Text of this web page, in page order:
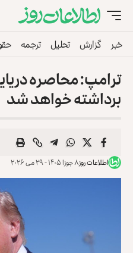
خبر گزارش تحلیل ترجمه
ترامپ: محاصره
برداشته خواهد شد
اطلاعات روز۸ جوزا ۱۴۰۵ - ۲۹ می ۲۰۲۶